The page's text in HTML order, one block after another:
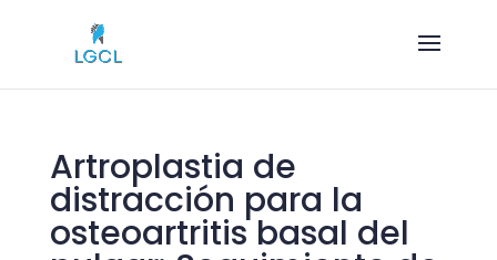
Artroplastia de
distracción para la
osteoartritis basal del